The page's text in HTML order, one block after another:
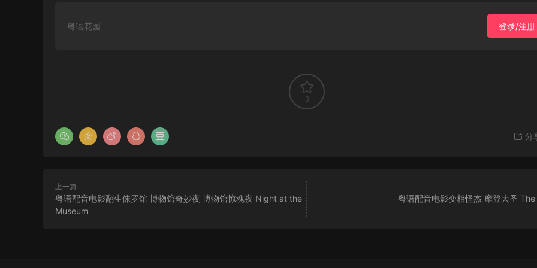
粤语花园 登录/注册
3
分
上一篇
粤语配音电影翻生侏罗馆 博物馆奇妙夜 博物馆惊魂夜 Night at the
Museum
粤语配音电影变相怪杰 摩登大圣